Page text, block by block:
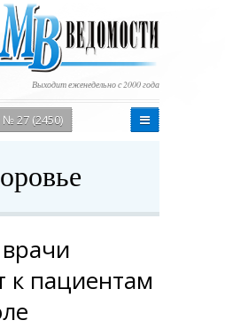
Выходит еженедельно с 2000 года
27 (2450)
к пациентам